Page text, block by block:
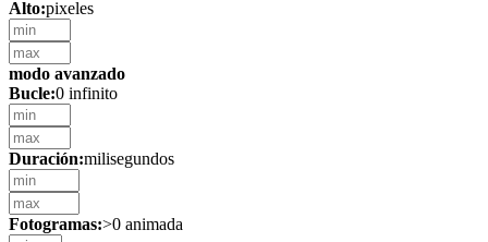
Alto:pixeles
modo avanzado
Bucle:0 infinito
Duración:milisegundos
Fotogramas:>0 animada